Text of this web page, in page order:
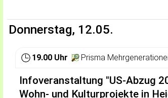
Donnerstag, 12.05.
19.00 Uhr Prisma
Infoveranstaltung "US-Abzug
Wohn- und Kulturprojekte in